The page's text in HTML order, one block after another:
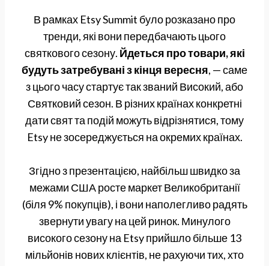
В рамках Etsy Summit було розказано про
тренди, які вони передбачають цього
святкового сезону. Йдеться про товари, які
будуть затребувані з кінця вересня, — саме
з цього часу стартує так званий Високий, або
Святковий сезон. В різних країнах конкретні
дати свят та подій можуть відрізнятися, тому
Etsy не зосереджується на окремих країнах.
Згідно з презентацією, найбільш швидко за
межами США росте маркет Великобританії
(біля 9% покупців), і вони наполегливо радять
звернути увагу на цей ринок. Минулого
високого сезону на Etsy прийшло більше 13
мільйонів нових клієнтів, не рахуючи тих, хто